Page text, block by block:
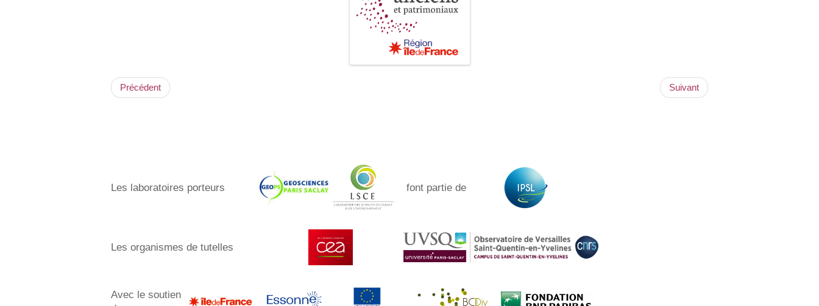
Précédent Suivant
Les laboratoires porteurs​ font partie de
Les organismes de tutelles
Avec le soutien